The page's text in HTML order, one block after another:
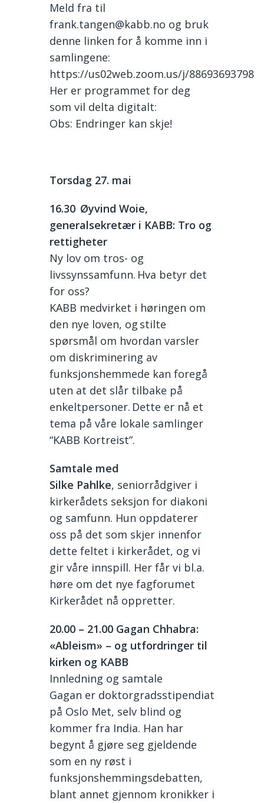
Meld fra til
frank.tangen@kabb.no og bruk
denne linken for å komme inn i
samlingene:
https://us02web.zoom.us/j/88693693798
Her er programmet for deg
som vil delta digitalt:
Obs: Endringer kan skje!
Torsdag 27. mai
16.30 Øyvind Woie,
generalsekretær i KABB: Tro og
rettigheter
Ny lov om tros- og
livssynssamfunn. Hva betyr det
for oss?
KABB medvirket i høringen om
den nye loven, og stilte
spørsmål om hvordan varsler
om diskriminering av
funksjonshemmede kan foregå
uten at det slår tilbake på
enkeltpersoner. Dette er nå et
tema på våre lokale samlinger
“KABB Kortreist”.
Samtale med
Silke Pahlke, seniorrådgiver i
kirkerådets seksjon for diakoni
og samfunn. Hun oppdaterer
oss på det som skjer innenfor
dette feltet i kirkerådet, og vi
gir våre innspill. Her får vi bl.a.
høre om det nye fagforumet
Kirkerådet nå oppretter.
20.00 – 21.00 Gagan Chhabra:
«Ableism» – og utfordringer til
kirken og KABB
Innledning og samtale
Gagan er doktorgradsstipendiat
på Oslo Met, selv blind og
kommer fra India. Han har
begynt å gjøre seg gjeldende
som en ny røst i
funksjonshemmingsdebatten,
blant annet gjennom kronikker i